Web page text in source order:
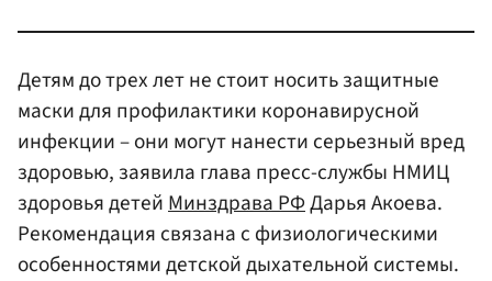
Детям до трех лет не стоит носить защитные
маски для профилактики коронавирусной
инфекции – они могут нанести серьезный вред
здоровью, заявила глава пресс-службы НМИЦ
здоровья детейМинздрава РФДарья Акоева.
Рекомендация связана с физиологическими
особенностями детской дыхательной системы.